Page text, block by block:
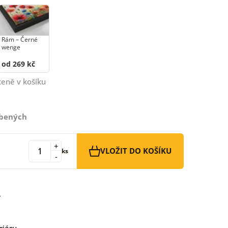
Rám –⁠⁠⁠⁠⁠⁠ Černé
wenge
od 269 kč
v košíku
-
+ ks VLOŽIT DO KOŠÍKU